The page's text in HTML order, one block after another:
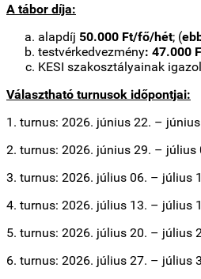
A tábor díja:
alapdíj 50.000 Ft/fő/hét; (
testvérkedvezmény: 47.000
KESI szakosztályainak
Választható turnusok időpontjai:
1. turnus: 2026. június 22. –
2. turnus: 2026. június 29. – július
3. turnus: 2026. július 06. – július
4. turnus: 2026. július 13. – július
5. turnus: 2026. július 20. – július
6. turnus: 2026. július 27. – július